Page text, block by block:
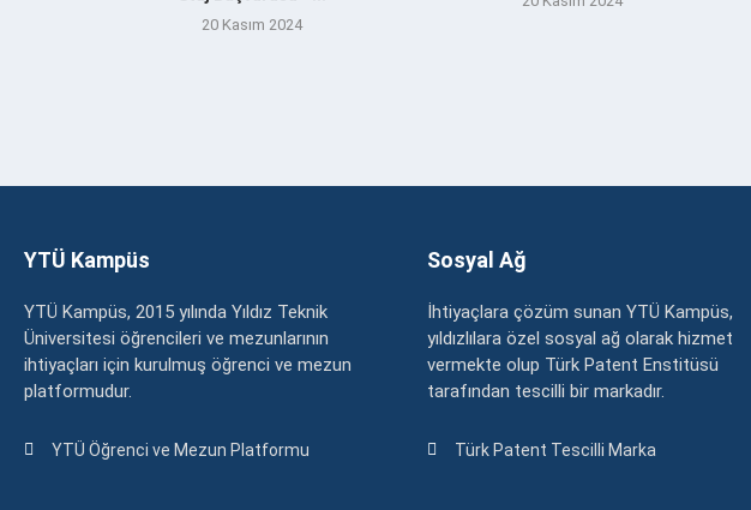
20 Kasım 2024
YTÜ Kampüs
YTÜ Kampüs, 2015 yılında Yıldız Teknik
Üniversitesi öğrencileri ve mezunlarının
ihtiyaçları için kurulmuş öğrenci ve mezun
platformudur.
YTÜ Öğrenci ve Mezun Platformu
Sosyal Ağ
İhtiyaçlara çözüm sunan YTÜ Kampüs,
yıldızlılara özel sosyal ağ olarak hizmet
vermekte olup Türk Patent Enstitüsü
tarafından tescilli bir markadır.
Türk Patent Tescilli Marka